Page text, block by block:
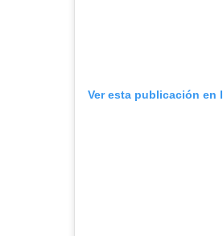
Ver esta publicación en